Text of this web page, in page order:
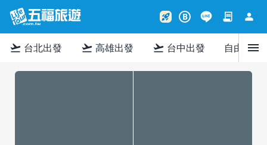
rocket_launch B contract person
flight_takeoff 台北出發 flight_takeoff 高雄出發 flight_takeoff 台中出發 自由行menu